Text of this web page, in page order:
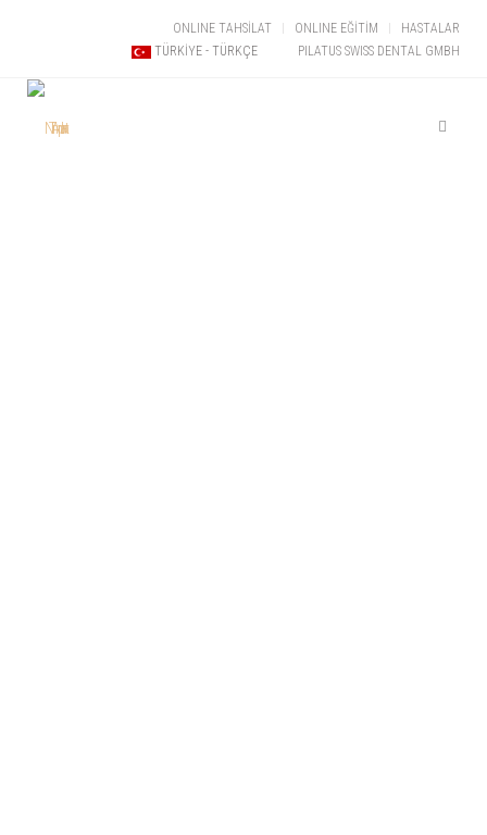
ONLINE TAHSİLAT ONLINE EĞİTİM
HASTALAR
PILATUS SWISS DENTAL GMBH
TÜRKIYE - TÜRKÇE